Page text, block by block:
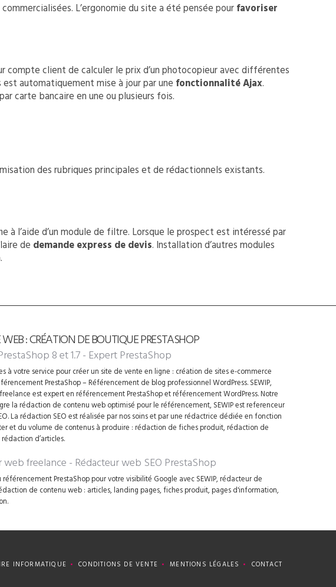
L’ergonomie du site a été pensée pour favoriser
compte client de calculer le prix d’un photocopieur avec différentes
est automatiquement mise à jour par une fonctionnalité Ajax.
carte bancaire en une ou plusieurs fois.
des rubriques principales et de rédactionnels existants.
l’aide d’un module de filtre. Lorsque le prospect est intéressé par
de demande express de devis. Installation d’autres modules
: CRÉATION DE BOUTIQUE PRESTASHOP
8 et 1.7 - Expert PrestaShop
à votre service pour créer un site de vente en ligne : création de sites e-commerce
PrestaShop – Référencement de blog professionnel WordPress. SEWIP,
est expert en référencement PrestaShop et référencement WordPress. Notre
la rédaction de contenu web optimisé pour le référencement, SEWIP est referenceur
La rédaction SEO est réalisée par nos soins et par une rédactrice dédiée en fonction
et du volume de contenus à produire : rédaction de fiches produit, rédaction de
d’articles.
web freelance - Rédacteur web SEO PrestaShop
PrestaShop pour votre visibilité Google avec SEWIP, rédacteur de
de contenu web : articles, landing pages, fiches produit, pages d'information,
INFORMATIQUE CONDITIONS DE VENTE MENTIONS LÉGALES CONTACT